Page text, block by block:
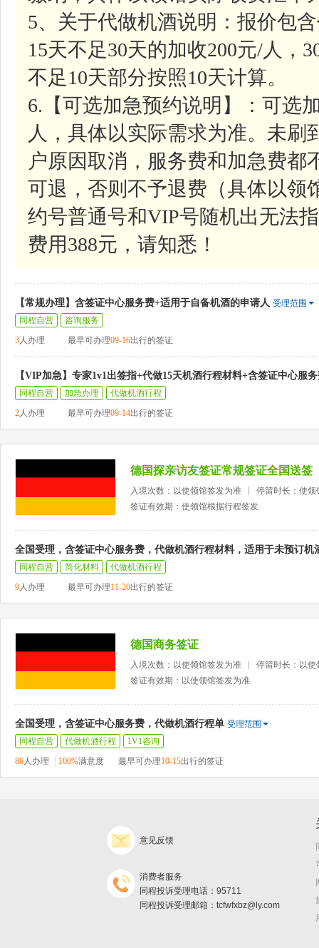
5、关于代做机酒说明：报价包
15天不足30天的加收200元/人，
不足10天部分按照10天计算。
6.【可选加急预约说明】：可选
人，具体以实际需求为准。未
户原因取消，服务费和加急费
可退，否则不予退费（具体以领
约号普通号和VIP号随机出无法
费用388元，请知悉！
【常规办理】含签证中心服务费+适用于自备机酒的申请人 受理范围
同程自营
咨询服务
3人办理 最早可办理09-16出行的签证
【VIP加急】专家1v1出签指+代做15天机酒行程材料+含签证中心服
同程自营 加急办理
代做机酒行程
2人办理 最早可办理09-14出行的签证
德国探亲访友签证常规签证全国送签
入境次数：以使领馆签发为准
停留时长：使领
签证有效期：使领馆根据行程签发
全国受理，含签证中心服务费，代做机酒行程材料，适用于未预订机
同程自营 简化材料
代做机酒行程
9人办理 最早可办理11-20出行的签证
德国商务签证
入境次数：以使领馆签发为准
停留时长：以使
签证有效期：以使领馆签发为准
全国受理，含签证中心服务费，代做机酒行程单 受理范围
同程自营
代做机酒行程
1V1咨询
86人办理 100%满意度 最早可办理10-15出行的签证
意见反馈
消费者服务
同程投诉受理电话：95711
同程投诉受理邮箱：tcfwfxbz@ly.com